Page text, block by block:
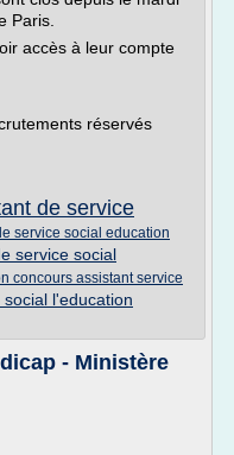
Paris.
accès à leur compte
réservés
de service
service social education
service social
concours assistant service
l'education
- Ministère